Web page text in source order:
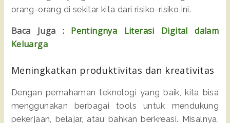
orang-orang di sekitar kita dari risiko-risiko ini.
Baca Juga : Pentingnya Literasi Digital dalam
Keluarga
Meningkatkan produktivitas dan kreativitas
Dengan pemahaman teknologi yang baik, kita bisa
menggunakan berbagai tools untuk mendukung
pekerjaan, belajar, atau bahkan berkreasi. Misalnya,